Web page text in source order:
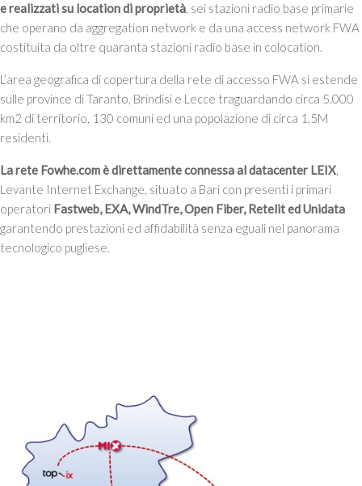
e realizzati su location di proprietà, sei stazioni radio base primarie
che operano da aggregation network e da una access network FWA
costituita da oltre quaranta stazioni radio base in colocation.
L’area geografica di copertura della rete di accesso FWA si estende
sulle province di Taranto, Brindisi e Lecce traguardando circa 5.000
km2 di territorio, 130 comuni ed una popolazione di circa 1,5M
residenti.
La rete Fowhe.com è direttamente connessa al datacenter LEIX,
Levante Internet Exchange, situato a Bari con presenti i primari
operatori Fastweb, EXA, WindTre, Open Fiber, Retelit ed Unidata
garantendo prestazioni ed affidabilità senza eguali nel panorama
tecnologico pugliese.